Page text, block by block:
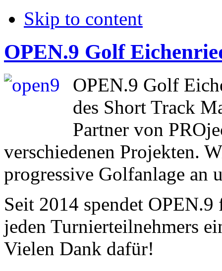
Skip to content
OPEN.9 Golf
OPEN.9 Golf
des Short Track
Partner von
verschiedenen Projekten.
progressive Golfanlage an
Seit 2014 spendet
jeden Turnierteilnehmers
Vielen Dank dafür!